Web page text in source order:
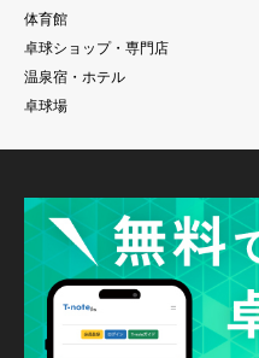
体育館
卓球ショップ・専門店
温泉宿・ホテル
卓球場